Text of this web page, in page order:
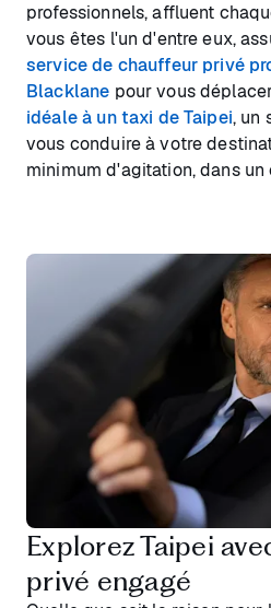
professionnels, affluent
vous êtes l'un d'entre eux,
service de chauffeur privé
Blacklane pour vous
idéale à un taxi de Taipei, un
vous conduire à votre
minimum d'agitation, dans un
Explorez Taipei
privé engagé